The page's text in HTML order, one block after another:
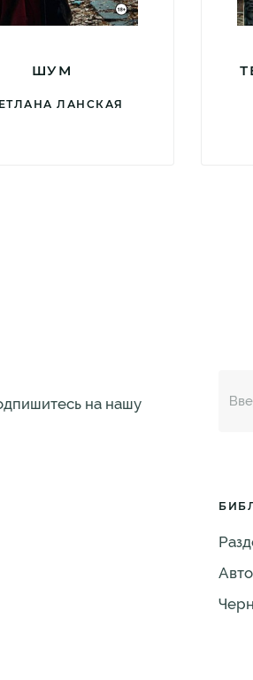
ШУМ
ЛАНСКАЯ
на нашу